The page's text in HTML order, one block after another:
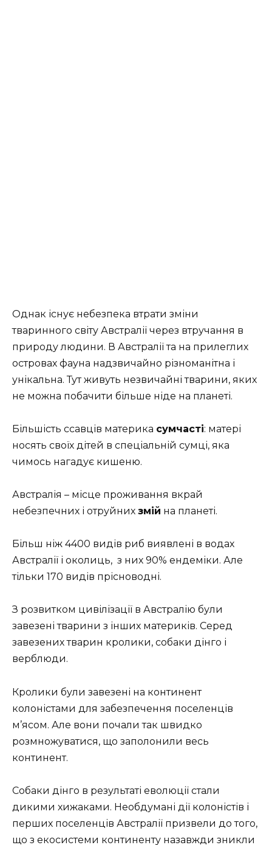
Однак існує небезпека втрати зміни
тваринного світу Австралії через втручання в
природу людини. В Австралії та на прилеглих
островах фауна надзвичайно різноманітна і
унікальна. Тут живуть незвичайні тварини, яких
не можна побачити більше ніде на планеті.
Більшість ссавців материка сумчасті: матері
носять своїх дітей в спеціальній сумці, яка
чимось нагадує кишеню.
Австралія – ​​місце проживання вкрай
небезпечних і отруйних змій на планеті.
Більш ніж 4400 видів риб виявлені в водах
Австралії і околиць, з них 90% ендеміки. Але
тільки 170 видів прісноводні.
З розвитком цивілізації в Австралію були
завезені тварини з інших материків. Серед
завезених тварин кролики, собаки дінго і
верблюди.
Кролики були завезені на континент
колоністами для забезпечення поселенців
м’ясом. Але вони почали так швидко
розмножуватися, що заполонили весь
континент.
Собаки дінго в результаті еволюції стали
дикими хижаками. Необдумані дії колоністів і
перших поселенців Австралії призвели до того,
що з екосистеми континенту назавжди зникли